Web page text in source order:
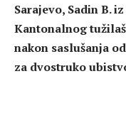
Sarajevo, Sadin B.
Kantonalnog
nakon saslušanja
za dvostruko